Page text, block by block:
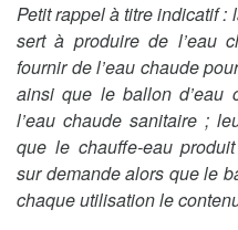
Petit rappel à titre indicatif
sert à produire de l’eau
fournir de l’eau chaude
ainsi que le ballon d’eau
l’eau chaude sanitaire ;
que le chauffe-eau
sur demande alors que le
chaque utilisation le